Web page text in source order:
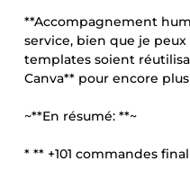
**Accompagnement
service, bien que je
templates soient
Canva** pour encore
~**En résumé: **~
* ** +101 commandes